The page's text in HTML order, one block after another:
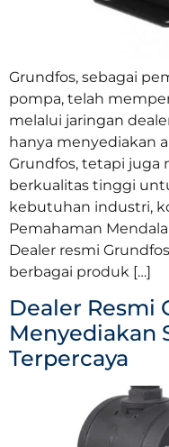
Grundfos, sebagai
pompa, telah
melalui jaringan
hanya menyediakan
Grundfos, tetapi juga
berkualitas tinggi
kebutuhan industri,
Pemahaman
Dealer resmi
berbagai produk […]
Dealer Resmi
Menyediakan
Terpercaya